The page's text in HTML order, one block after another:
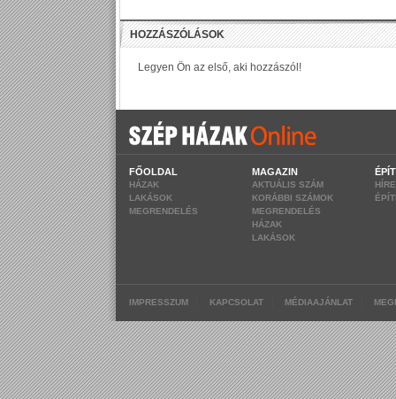
FŐOLDAL
HÁZAK
LAKÁSOK
MEGRENDELÉS
MAGAZIN
AKTUÁLIS SZÁM
KORÁBBI SZÁMOK
MEGRENDELÉS
HÁZAK
LAKÁSOK
IMPRESSZUM KAPCSOLAT MÉDIAAJÁNLAT